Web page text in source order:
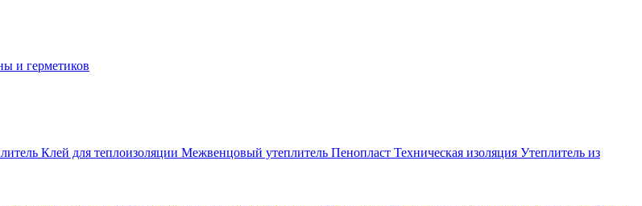
и герметиков
Клей для теплоизоляции Межвенцовый утеплитель Пенопласт Техническая изоляция Утеплитель из